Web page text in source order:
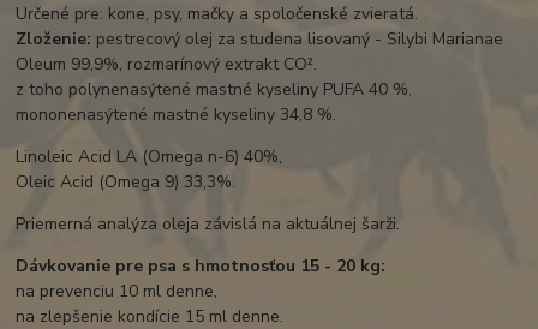
Určené pre: kone, psy, mačky a spoločenské zvieratá.
Zloženie: pestrecový olej za studena lisovaný - Silybi Marianae
Oleum 99,9%, rozmarínový extrakt CO².
z toho polynenasýtené mastné kyseliny PUFA 40 %,
mononenasýtené mastné kyseliny 34,8 %.
Linoleic Acid LA (Omega n-6) 40%,
Oleic Acid (Omega 9) 33,3%.
Priemerná analýza oleja závislá na aktuálnej šarži.
Dávkovanie pre psa s hmotnosťou 15 - 20 kg:
na prevenciu 10 ml denne,
na zlepšenie kondície 15 ml denne.